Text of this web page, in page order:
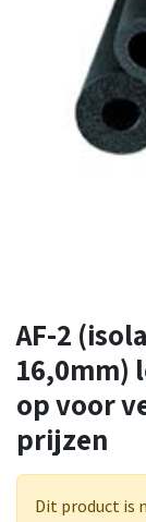
AF-2
16,0mm)
op voor
prijzen
Dit product is